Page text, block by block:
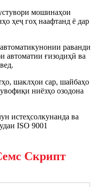
мошинаҳои
ҳеҷ гоҳ наафтанд ё дар
раванди
автоматии ғизодиҳӣ ва
шаклҳои сар, шайбаҳо
ниёзҳо озодона
истеҳсолкунанда ва
ISO 9001
Скрипт